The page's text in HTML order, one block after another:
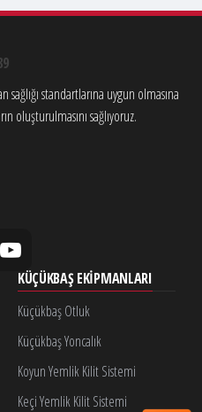
standartlarına uygun olmasına
oluşturulmasını sağlıyoruz.
KÜÇÜKBAŞ EKIPMANLARI
Küçükbaş Otluk
Küçükbaş Yoncalık
Koyun Yemlik Kilit Sistemi
Keçi Yemlik Kilit Sistemi